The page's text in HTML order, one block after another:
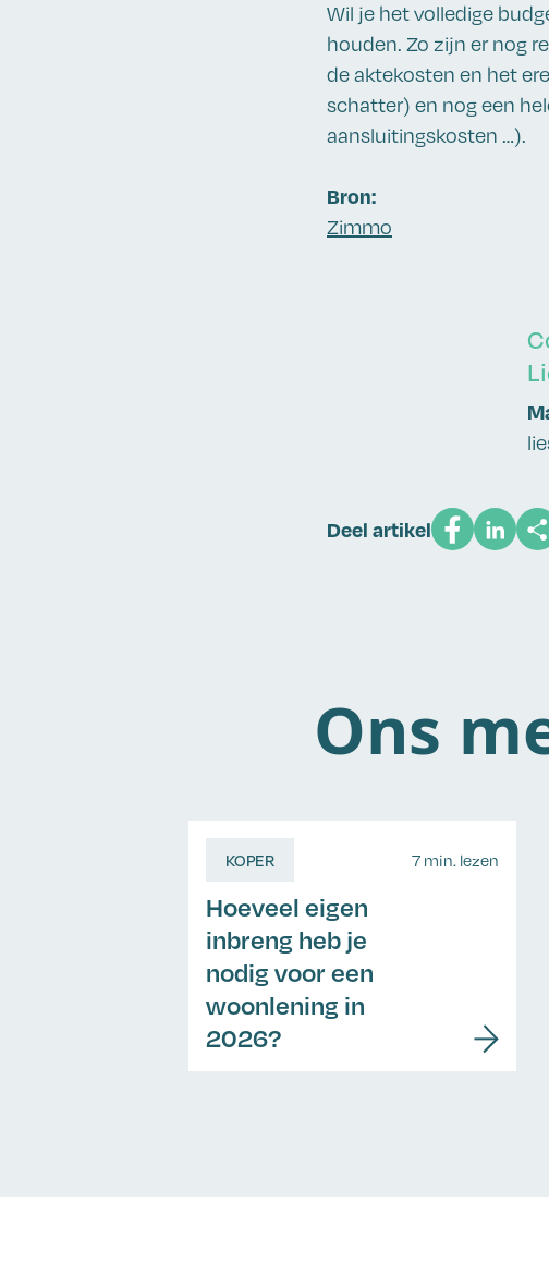
Wil je het volledige
houden. Zo zijn er nog
de aktekosten en het
schatter) en nog een
aansluitingskosten …).
Bron:
Zimmo
Deel artikel
Ons
KOPER 7 min. lezen
Hoeveel eigen
inbreng heb je
nodig voor een
woonlening in
2026?